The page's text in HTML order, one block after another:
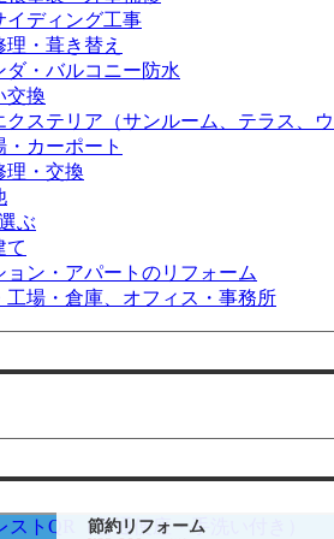
イディング工事
理・葺き替え
ダ・バルコニー防水
交換
クステリア（サンルーム、テラス、ウ
・カーポート
理・交換
ぶ
て
ョン・アパートのリフォーム
工場・倉庫、オフィス・事務所
節約リフォーム